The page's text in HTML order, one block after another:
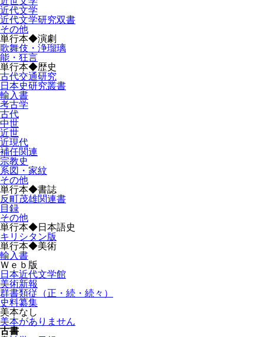
近代文学
近代文学研究双書
その他
単行本◆演劇
歌舞伎・浄瑠璃
能・狂言
単行本◆歴史
古代交通研究
日本史研究叢書
輸入書
考古学
古代
中世
近世
近現代
補任関連
宗教史
系図・家紋
その他
単行本◆書誌
反町茂雄関連書
目録
その他
単行本◆日本語史
キリシタン版
単行本◆美術
輸入書
Ｗｅｂ版
日本近代文学館
美術新報
群書類従（正・続・続々）
史料纂集
美本なし
美本がありません
古書